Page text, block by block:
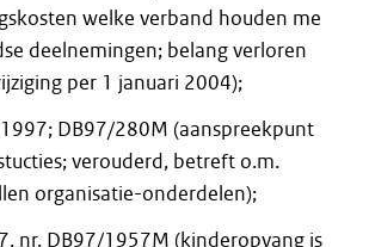
welke verband houden me
deelnemingen; belang verloren
per 1 januari 2004);
DB97/280M (aanspreekpunt
verouderd, betreft o.m.
organisatie-onderdelen);
nr. DB97/1957M (kinderopvang is